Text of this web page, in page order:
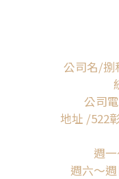
公司名/捌
公司
地址 /522
週
週六～